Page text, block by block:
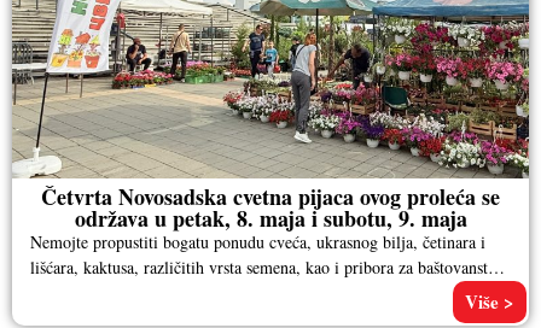
Četvrta Novosadska cvetna pijaca ovog proleća se
održava u petak, 8. maja i subotu, 9. maja
Nemojte propustiti bogatu ponudu cveća, ukrasnog bilja, četinara i
lišćara, kaktusa, različitih vrsta semena, kao i pribora za baštovanstvo.
Više >